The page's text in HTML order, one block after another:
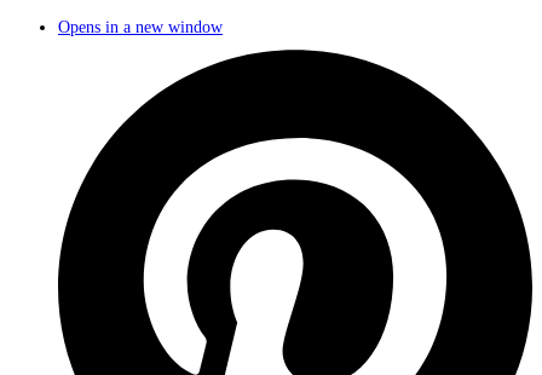
Opens in a new window